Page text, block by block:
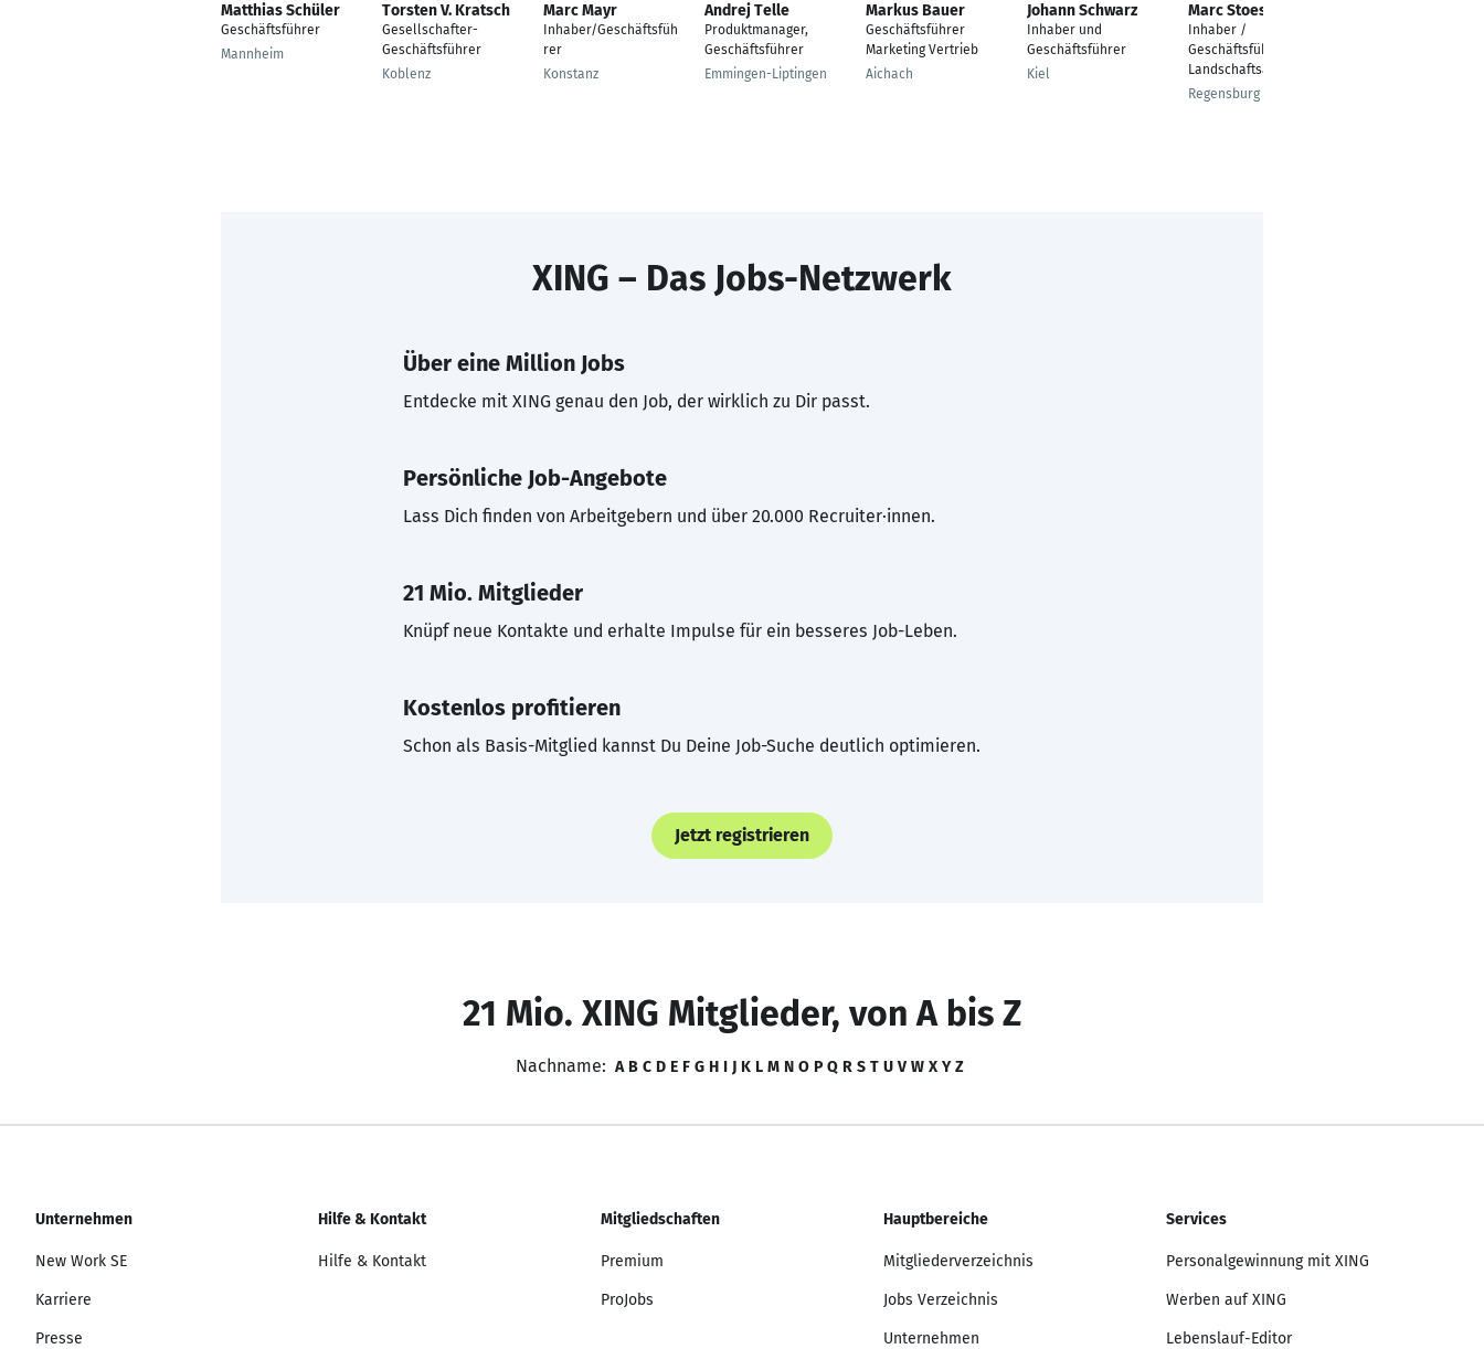
Matthias Schüler
Geschäftsführer
Mannheim
Torsten V. Kratsch
Gesellschafter-
Geschäftsführer
Koblenz
Marc Mayr
Inhaber/Geschäftsfüh
rer
Konstanz
Andrej Telle
Produktmanager,
Geschäftsführer
Emmingen-Liptingen
Markus Bauer
Geschäftsführer
Marketing Vertrieb
Aichach
Johann Schwarz
Inhaber und
Geschäftsführer
Kiel
Marc Stoesser
Inhaber /
Geschäftsführer;
Landschaftsarchitekt
Regensburg
XING – Das Jobs-Netzwerk
Über eine Million Jobs
Entdecke mit XING genau den Job, der wirklich zu Dir passt.
Persönliche Job-Angebote
Lass Dich finden von Arbeitgebern und über 20.000 Recruiter·innen.
21 Mio. Mitglieder
Knüpf neue Kontakte und erhalte Impulse für ein besseres Job-Leben.
Kostenlos profitieren
Schon als Basis-Mitglied kannst Du Deine Job-Suche deutlich optimieren.
Jetzt registrieren
21 Mio. XING Mitglieder, von A bis Z
Nachname: A B C D E F G H I J K L M N O P Q R S T U V W X Y Z
Unternehmen
New Work SE
Karriere
Presse
Hilfe & Kontakt
Hilfe & Kontakt
Mitgliedschaften
Premium
ProJobs
Hauptbereiche
Mitgliederverzeichnis
Jobs Verzeichnis
Unternehmen
Services
Personalgewinnung mit XING
Werben auf XING
Lebenslauf-Editor